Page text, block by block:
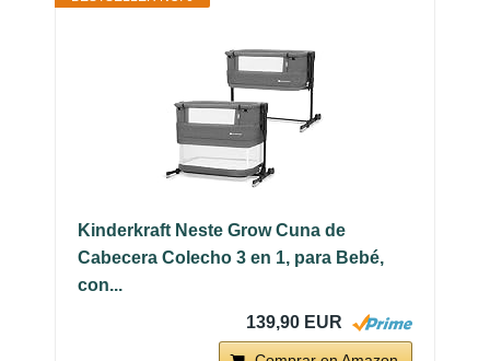
Kinderkraft Neste Grow Cuna de
Cabecera Colecho 3 en 1, para Bebé,
con...
139,90 EUR